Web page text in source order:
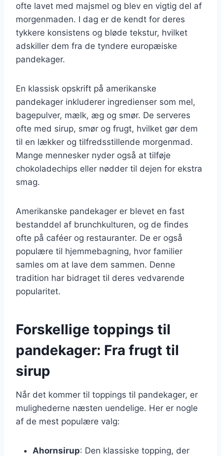
ofte lavet med majsmel og blev en vigtig del af
morgenmaden. I dag er de kendt for deres
tykkere konsistens og bløde tekstur, hvilket
adskiller dem fra de tyndere europæiske
pandekager.
En klassisk opskrift på amerikanske
pandekager inkluderer ingredienser som mel,
bagepulver, mælk, æg og smør. De serveres
ofte med sirup, smør og frugt, hvilket gør dem
til en lækker og tilfredsstillende morgenmad.
Mange mennesker nyder også at tilføje
chokoladechips eller nødder til dejen for ekstra
smag.
Amerikanske pandekager er blevet en fast
bestanddel af brunchkulturen, og de findes
ofte på caféer og restauranter. De er også
populære til hjemmebagning, hvor familier
samles om at lave dem sammen. Denne
tradition har bidraget til deres vedvarende
popularitet.
Forskellige toppings til
pandekager: Fra frugt til
sirup
Når det kommer til toppings til pandekager, er
mulighederne næsten uendelige. Her er nogle
af de mest populære valg:
Ahornsirup: Den klassiske topping, der